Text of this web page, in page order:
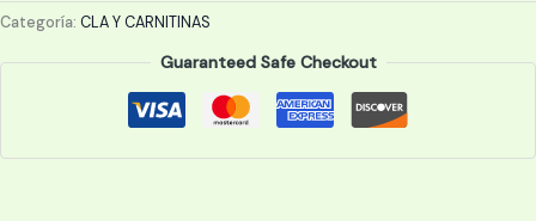
6
120
Categoría: CLA Y CARNITINAS
Guaranteed Safe Checkout